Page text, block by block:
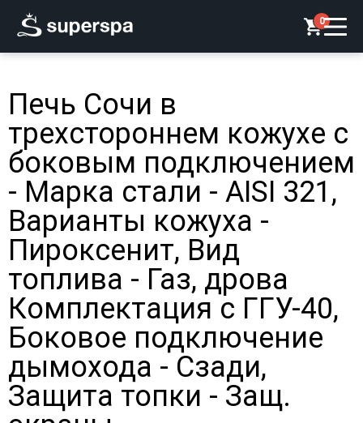
0
Печь Сочи в
трехстороннем кожухе с
боковым подключением
- Марка стали - AISI 321,
Варианты кожуха -
Пироксенит, Вид
топлива - Газ, дрова
Комплектация с ГГУ-40,
Боковое подключение
дымохода - Сзади,
Защита топки - Защ.